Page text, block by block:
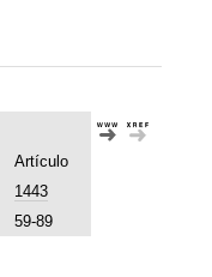
Artículo
1443
59-89